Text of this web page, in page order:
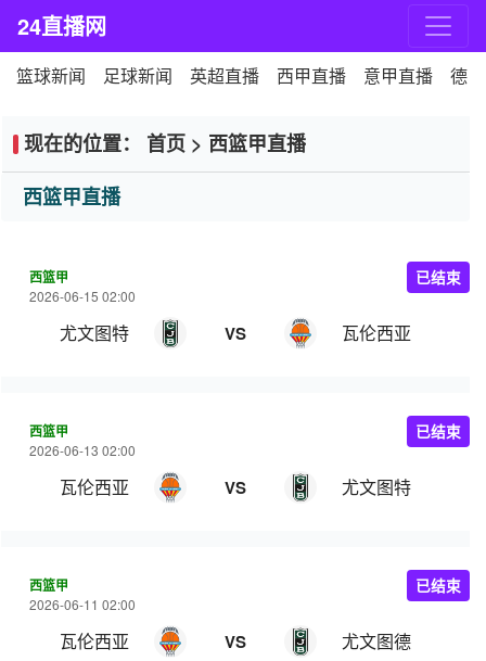
24直播网
篮球新闻 足球新闻 英超直播 西甲直播 意甲直播 德
现在的位置： 首页 > 西篮甲直播
西篮甲直播
西篮甲
2026-06-15 02:00
尤文图特 VS 瓦伦西亚
已结束
西篮甲
2026-06-13 02:00
瓦伦西亚 VS 尤文图特
已结束
西篮甲
2026-06-11 02:00
瓦伦西亚 VS 尤文图德
已结束